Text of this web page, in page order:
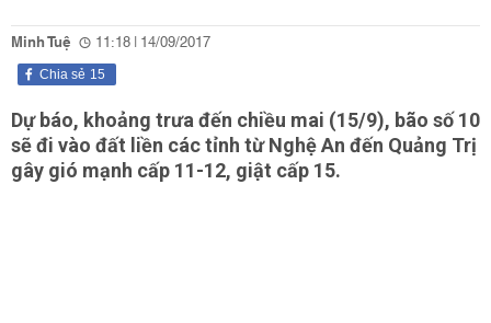
Minh Tuệ 11:18 | 14/09/2017
15
Chia sẻ
Dự báo, khoảng trưa đến chiều mai (15/9), bão số 10
sẽ đi vào đất liền các tỉnh từ Nghệ An đến Quảng Trị
gây gió mạnh cấp 11-12, giật cấp 15.